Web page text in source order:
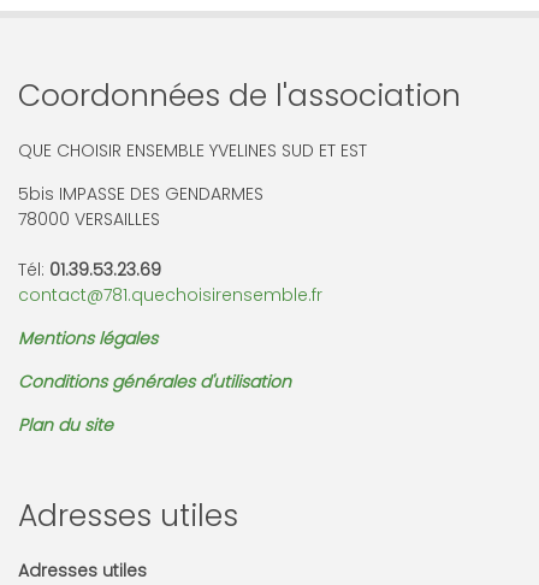
Coordonnées de l'association
QUE CHOISIR ENSEMBLE YVELINES SUD ET EST
5bis IMPASSE DES GENDARMES
78000 VERSAILLES
Tél: 01.39.53.23.69
contact@781.quechoisirensemble.fr
Mentions légales
Conditions générales d'utilisation
Plan du site
Adresses utiles
Adresses utiles